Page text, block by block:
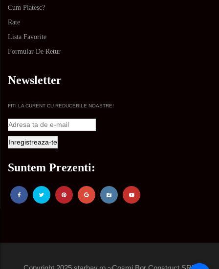
Cum Platesc?
Rate
Lista Favorite
Formular De Retur
Newsletter
FITI LA CURENT CU REDUCERILE NOASTRE!
Suntem Prezenti: